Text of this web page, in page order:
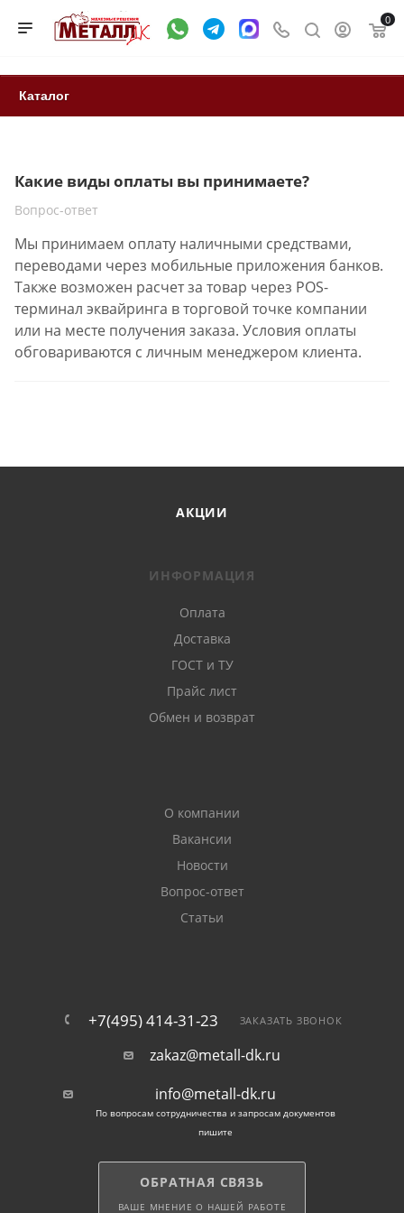
0
Каталог
Какие виды оплаты вы принимаете?
Вопрос-ответ
Мы принимаем оплату наличными средствами,
переводами через мобильные приложения банков.
Также возможен расчет за товар через POS-
терминал эквайринга в торговой точке компании
или на месте получения заказа. Условия оплаты
обговариваются с личным менеджером клиента.
АКЦИИ
ИНФОРМАЦИЯ
Оплата
Доставка
ГОСТ и ТУ
Прайс лист
Обмен и возврат
О компании
Вакансии
Новости
Вопрос-ответ
Статьи
+7(495) 414-31-23 ЗАКАЗАТЬ ЗВОНОК
zakaz@metall-dk.ru
info@metall-dk.ru
По вопросам сотрудничества и запросам документов
пишите
ОБРАТНАЯ СВЯЗЬ
ВАШЕ МНЕНИЕ О НАШЕЙ РАБОТЕ